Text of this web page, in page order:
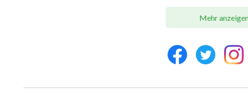
Diese Dinge übersteigen die Fähigkeiten eines
schlüssig, dass der Herr Jesus Christus, der
Christus ist, die Untersuchung Seiner
Mehr